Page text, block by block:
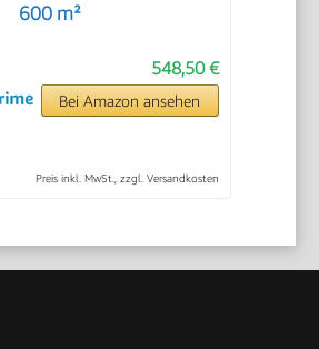
600 m²
548,50 €
Bei Amazon ansehen
Preis inkl. MwSt., zzgl. Versandkosten